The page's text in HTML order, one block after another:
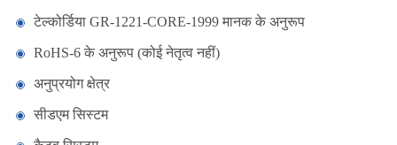
टेल्कोर्डिया GR-1221-CORE-1999 मानक के अनुरूप
RoHS-6 के अनुरूप (कोई नेतृत्व नहीं)
अनुप्रयोग क्षेत्र
सीडएम सिस्टम